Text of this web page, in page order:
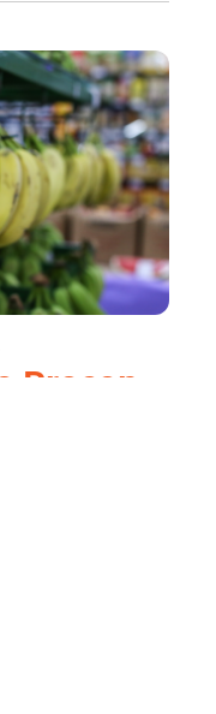
Procon